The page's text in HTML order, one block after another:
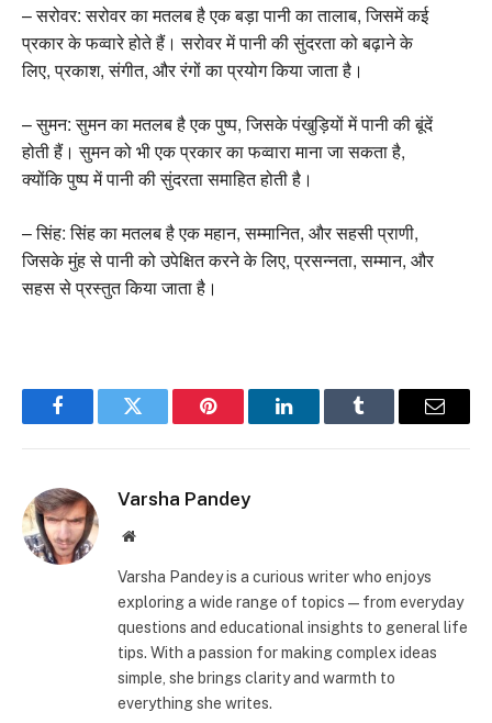
– सरोवर: सरोवर का मतलब है एक बड़ा पानी का तालाब, जिसमें कई
प्रकार के फव्वारे होते हैं। सरोवर में पानी की सुंदरता को बढ़ाने के
लिए, प्रकाश, संगीत, और रंगों का प्रयोग किया जाता है।
– सुमन: सुमन का मतलब है एक पुष्प, जिसके पंखुड़ियों में पानी की बूंदें
होती हैं। सुमन को भी एक प्रकार का फव्वारा माना जा सकता है,
क्योंकि पुष्प में पानी की सुंदरता समाहित होती है।
– सिंह: सिंह का मतलब है एक महान, सम्मानित, और सहसी प्राणी,
जिसके मुंह से पानी को उपेक्षित करने के लिए, प्रसन्नता, सम्मान, और
सहस से प्रस्तुत किया जाता है।
FacebookTwitter Pinterest LinkedInTumblr Email
Varsha Pandey
Website
Varsha Pandey is a curious writer who enjoys
exploring a wide range of topics—from everyday
questions and educational insights to general life
tips. With a passion for making complex ideas
simple, she brings clarity and warmth to
everything she writes.